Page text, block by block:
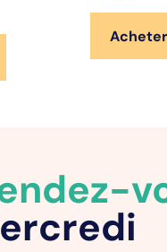
Acheter